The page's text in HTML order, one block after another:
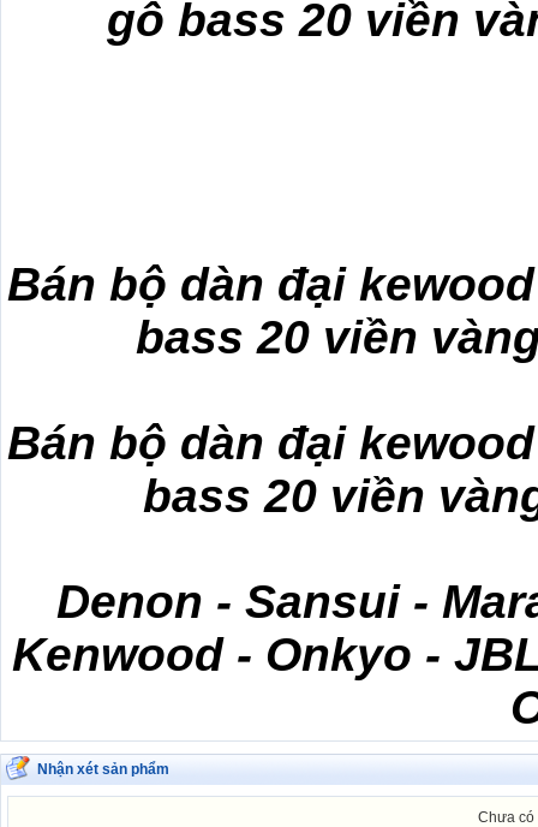
gỗ bass 20 viền
Bán bộ dàn đại
bass 20 viền
Bán bộ dàn đại
bass 20 viền
Denon - Sansui -
Kenwood - Onkyo -
Nhận xét sản phẩm
Chưa có